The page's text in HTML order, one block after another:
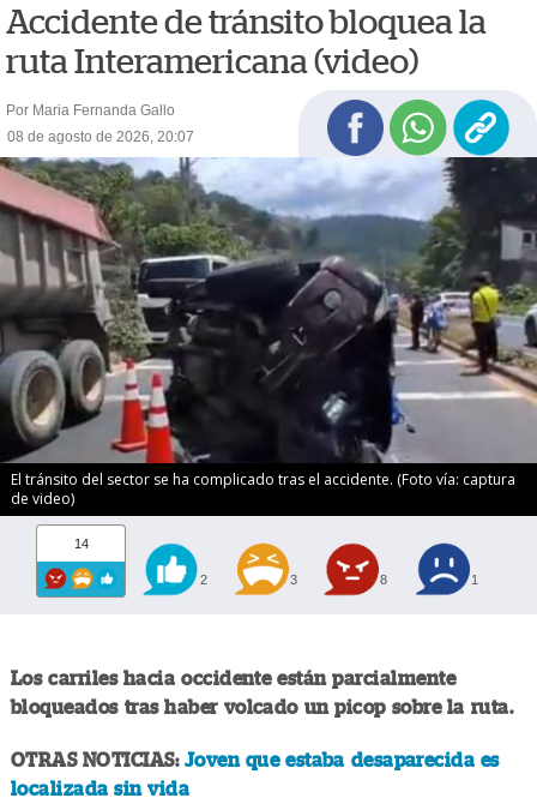
Accidente de tránsito bloquea la
ruta Interamericana (video)
Por Maria Fernanda Gallo
08 de agosto de 2026, 20:07
El tránsito del sector se ha complicado tras el accidente. (Foto vía: captura
de video)
14
2 3 8 1
Los carriles hacia occidente están parcialmente
bloqueados tras haber volcado un picop sobre la ruta.
OTRAS NOTICIAS:Joven que estaba desaparecida es
localizada sin vida